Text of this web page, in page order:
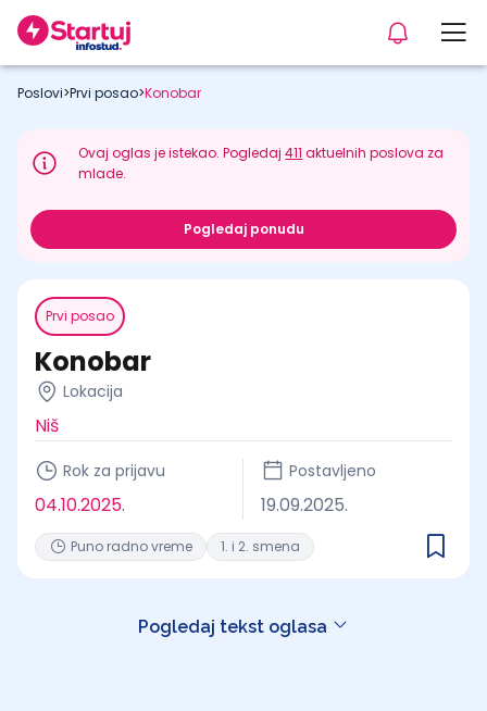
Poslovi>Prvi posao>Konobar
Ovaj oglas je istekao. Pogledaj411 aktuelnih poslova za
mlade.
Pogledaj ponudu
Prvi posao
Konobar
Lokacija
Niš
Rok za prijavu
04.10.2025.
Postavljeno
19.09.2025.
Puno radno vreme 1. i 2. smena
Pogledaj tekst oglasa